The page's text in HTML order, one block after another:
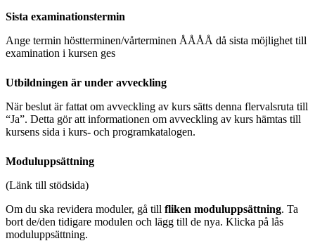
Sista examinationstermin
Ange termin höstterminen/vårterminen ÅÅÅÅ då sista möjlighet till
examination i kursen ges
Utbildningen är under avveckling
När beslut är fattat om avveckling av kurs sätts denna flervalsruta till
“Ja”. Detta gör att informationen om avveckling av kurs hämtas till
kursens sida i kurs- och programkatalogen.
Moduluppsättning
(Länk till stödsida)
Om du ska revidera moduler, gå till fliken moduluppsättning. Ta
bort de/den tidigare modulen och lägg till de nya. Klicka på lås
moduluppsättning.